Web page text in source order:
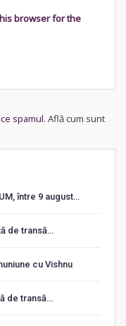
browser for the
spamul. Află cum sunt
între 9 august…
de transă…
cu Vishnu
de transă…